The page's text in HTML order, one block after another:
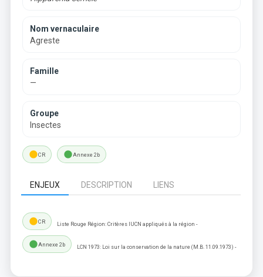
Nom vernaculaire
Agreste
Famille
—
Groupe
Insectes
lensCR lensAnnexe 2b
ENJEUX DESCRIPTION LIENS
lensCR Liste Rouge Région: Critères IUCN appliqués à la région -
lensAnnexe 2b LCN 1973: Loi sur la conservation de la nature (M.B. 11.09.1973) -